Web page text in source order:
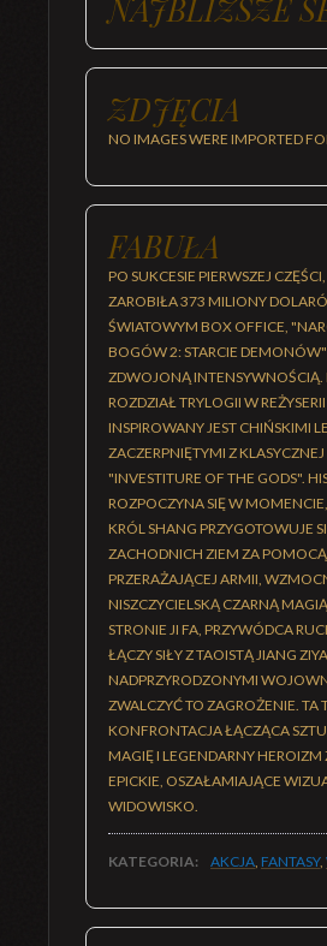
NAJBLIŻSZE
ZDJĘCIA
NO IMAGES WERE IMPORTED
FABUŁA
PO SUKCESIE PIERWSZEJ
ZAROBIŁA 373 MILIONY
ŚWIATOWYM BOX OFFICE,
BOGÓW 2: STARCIE
ZDWOJONĄ INTENSYWNOŚCIĄ.
ROZDZIAŁ TRYLOGII W
INSPIROWANY JEST CHIŃSKIMI
ZACZERPNIĘTYMI Z
"INVESTITURE OF THE GODS".
ROZPOCZYNA SIĘ W
KRÓL SHANG PRZYGOTOWUJE
ZACHODNICH ZIEM ZA POMOCĄ
PRZERAŻAJĄCEJ ARMII,
NISZCZYCIELSKĄ CZARNĄ
STRONIE JI FA, PRZYWÓDCA
ŁĄCZY SIŁY Z TAOISTĄ JIANG
NADPRZYRODZONYMI
ZWALCZYĆ TO ZAGROŻENIE. TA
KONFRONTACJA ŁĄCZĄCA
MAGIĘ I LEGENDARNY
EPICKIE, OSZAŁAMIAJĄCE
WIDOWISKO.
KATEGORIA: AKCJA, FANTASY,